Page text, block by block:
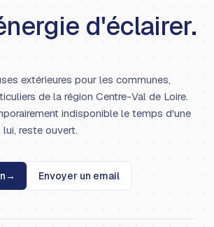
d'éclairer.
extérieures pour les communes,
de la région Centre-Val de Loire.
indisponible le temps d'une
reste ouvert.
→ Envoyer un email